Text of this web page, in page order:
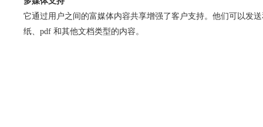
它通过用户之间的富媒体内容共享增强了客户支持。他们可以发
纸、pdf 和其他文档类型的内容。